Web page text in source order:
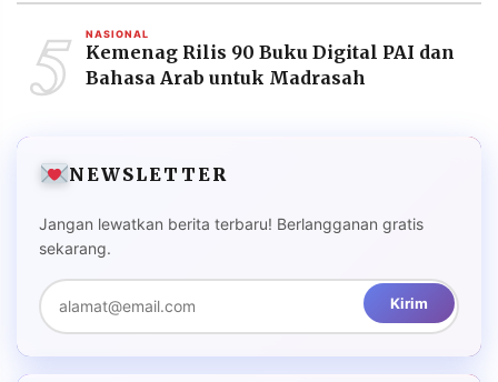
5 NASIONAL
Kemenag Rilis 90 Buku Digital PAI dan
Bahasa Arab untuk Madrasah
NEWSLETTER
Jangan lewatkan berita terbaru! Berlangganan gratis
sekarang.
Kirim